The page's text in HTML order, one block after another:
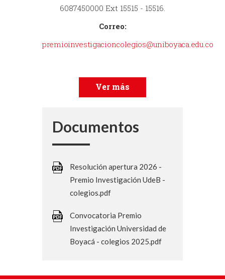
6087450000 Ext 15515 - 15516.
Correo:
premioinvestigacioncolegios@uniboyaca.edu.co
Ver más
Documentos
Resolución apertura 2026 -
Premio Investigación UdeB -
colegios.pdf
Convocatoria Premio
Investigación Universidad de
Boyacá - colegios 2025.pdf